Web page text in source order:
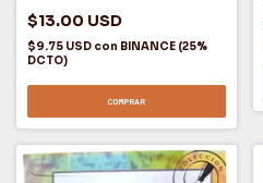
$13.00 USD
$9.75 USD con BINANCE (25%
DCTO)
COMPRAR